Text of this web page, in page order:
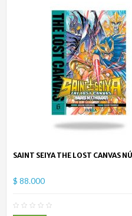
SAINT SEIYA THE LOST CANVAS
$ 88.000